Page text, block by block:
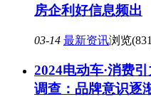
房企利好信息频出
03-14 最新资讯浏览
2024电动车·消费
调查：品牌意识逐